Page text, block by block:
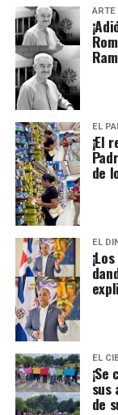
ARTE
EL
¡El
de
EL
EL
sus
de